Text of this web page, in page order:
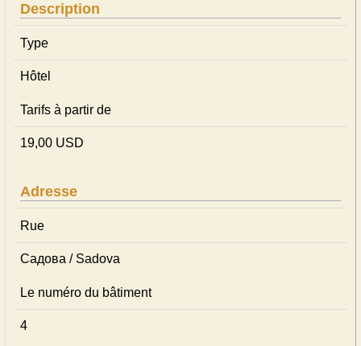
Description
Type
Hôtel
Tarifs à partir de
19,00 USD
Adresse
Rue
Садова / Sadova
Le numéro du bâtiment
4